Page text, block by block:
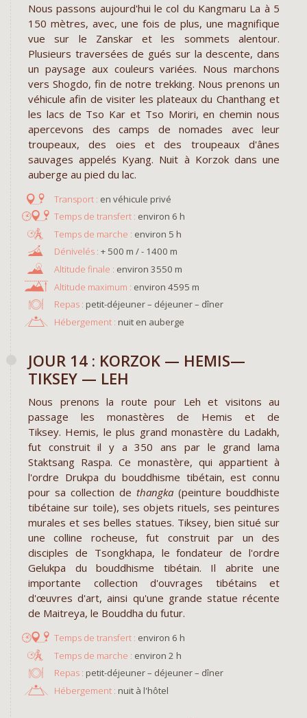
Nous passons aujourd'hui le col du Kangmaru La à 5
150 mètres, avec, une fois de plus, une magnifique
vue sur le Zanskar et les sommets alentour.
Plusieurs traversées de gués sur la descente, dans
un paysage aux couleurs variées. Nous marchons
vers Shogdo, fin de notre trekking. Nous prenons un
véhicule afin de visiter les plateaux du Chanthang et
les lacs de Tso Kar et Tso Moriri, en chemin nous
apercevons des camps de nomades avec leur
troupeaux, des oies et des troupeaux d'ânes
sauvages appelés Kyang. Nuit à Korzok dans une
auberge au pied du lac.
en véhicule privé
environ 6 h
environ 5 h
+ 500 m / - 1400 m
environ 3550 m
environ 4595 m
Repas : petit-déjeuner – déjeuner – dîner
Hébergement : nuit en auberge
JOUR 14 : KORZOK — HEMIS—
TIKSEY — LEH
Nous prenons la route pour Leh et visitons au
passage les monastères de Hemis et de
Tiksey. Hemis, le plus grand monastère du Ladakh,
fut construit il y a 350 ans par le grand lama
Staktsang Raspa. Ce monastère, qui appartient à
l'ordre Drukpa du bouddhisme tibétain, est connu
pour sa collection de thangka (peinture bouddhiste
tibétaine sur toile), ses objets rituels, ses peintures
murales et ses belles statues. Tiksey, bien situé sur
une colline rocheuse, fut construit par un des
disciples de Tsongkhapa, le fondateur de l'ordre
Gelukpa du bouddhisme tibétain. Il abrite une
importante collection d'ouvrages tibétains et
d'œuvres d'art, ainsi qu'une grande statue récente
de Maitreya, le Bouddha du futur.
environ 6 h
environ 2 h
Repas : petit-déjeuner – déjeuner – dîner
Hébergement : nuit à l'hôtel